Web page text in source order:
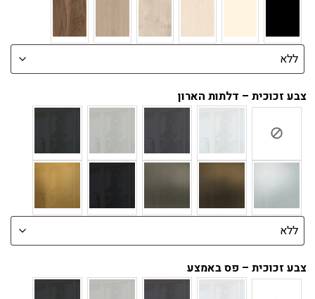
צבע זכוכית – דלתות הארון
צבע זכוכית – פס באמצע